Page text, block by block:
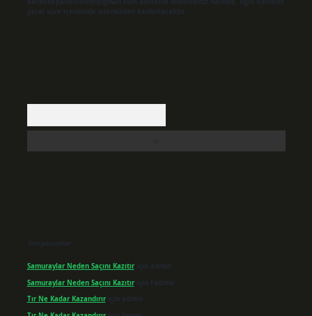
backlinkpanelicomtr@gmail.com
adresine bildirmeniz halinde, ilgili içerikler
yasal süre içerisinde sitemizden kaldırılacaktır.
Son yorumlar
Samuraylar Neden Saçını Kazıtıriçin admin
Samuraylar Neden Saçını Kazıtıriçin Fadime
Tır Ne Kadar Kazandırıriçin admin